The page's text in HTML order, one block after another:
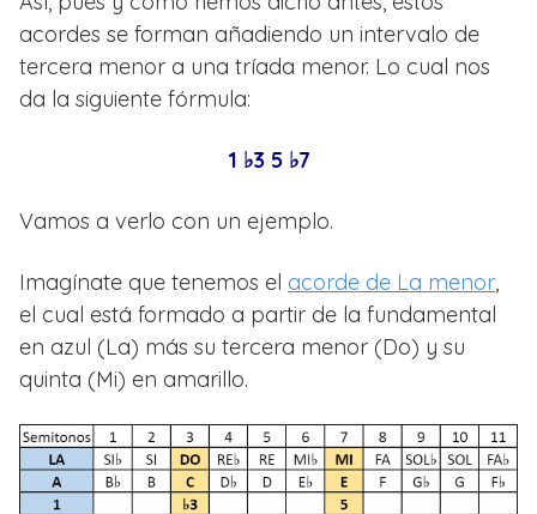
acordes se forman añadiendo un intervalo de
tercera menor a una tríada menor. Lo cual nos
da la siguiente fórmula:
1 ♭3 5 ♭7
Vamos a verlo con un ejemplo.
Imagínate que tenemos el acorde de La menor,
el cual está formado a partir de la fundamental
en azul (La) más su tercera menor (Do) y su
quinta (Mi) en amarillo.